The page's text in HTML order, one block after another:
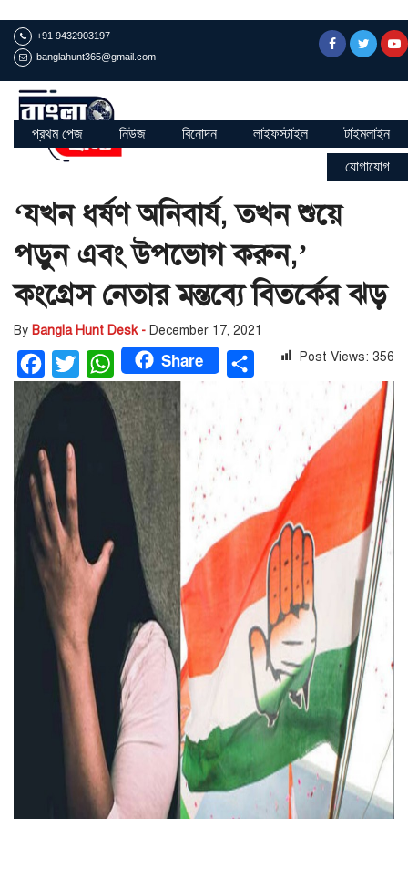
+91 9432903197
banglahunt365@gmail.com
প্রথম পেজ নিউজ বিনোদন লাইফস্টাইল টাইমলাইন
যোগাযোগ
‘যখন ধর্ষণ অনিবার্য, তখন শুয়ে
পড়ুন এবং উপভোগ করুন,’
কংগ্রেস নেতার মন্তব্যে বিতর্কের ঝড়
By Bangla Hunt Desk - December 17, 2021
FacebookTwitter WhatsApp
Share Post Views: 356